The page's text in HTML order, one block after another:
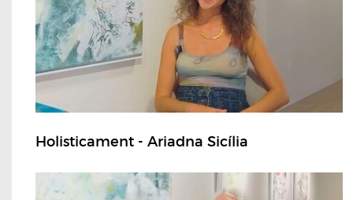
Holisticament - Ariadna Sicília